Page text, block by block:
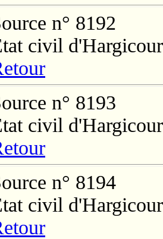
n° 8192
civil
n° 8193
civil
n° 8194
civil